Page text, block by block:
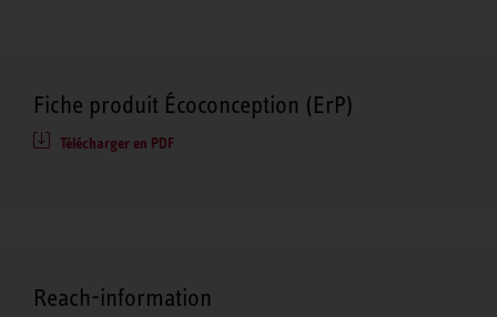
Fiche produit Écoconception (ErP)
Télécharger en PDF
Reach-information